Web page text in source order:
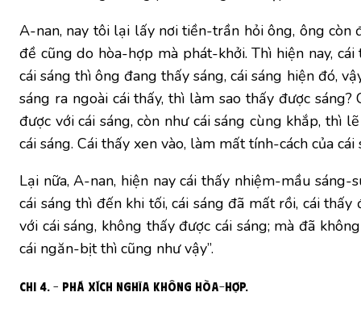
A-nan, nay tôi lại lấy nơi tiền-trần hỏi ông, ông
đề cũng do hòa-hợp mà phát-khởi. Thì hiện nay,
cái sáng thì ông đang thấy sáng, cái sáng hiện đó,
sáng ra ngoài cái thấy, thì làm sao thấy được
được với cái sáng, còn như cái sáng cùng khắp, thì
cái sáng. Cái thấy xen vào, làm mất tính-cách của
Lại nữa, A-nan, hiện nay cái thấy nhiệm-mầu
cái sáng thì đến khi tối, cái sáng đã mất rồi, cái
với cái sáng, không thấy được cái sáng; mà đã
cái ngăn-bịt thì cũng như vậy”.
Chi 4. – Phá xích nghĩa không hòa-hợp.